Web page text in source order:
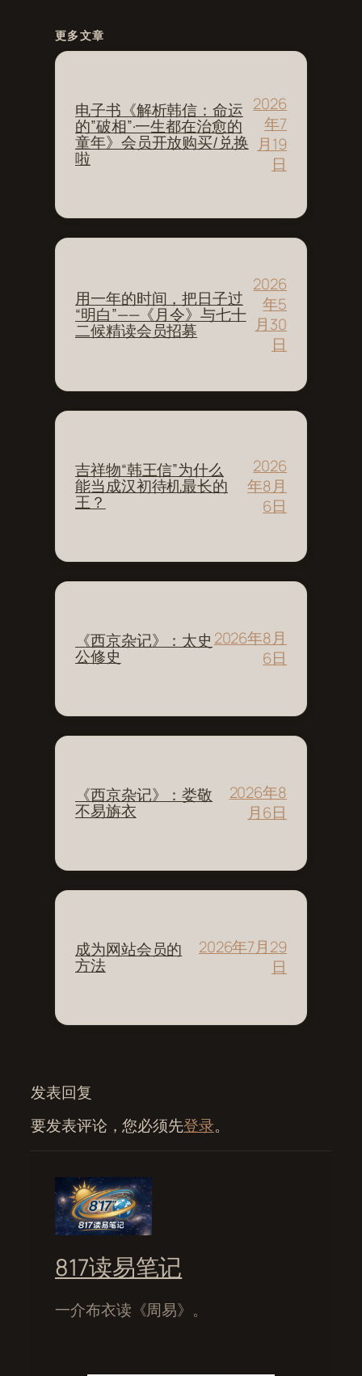
更多文章
电子书《解析韩信：命运
的”破相”·一生都在治愈的
童年》会员开放购买/兑换
啦
2026
年7
月19
日
用一年的时间，把日子过
“明白”——《月令》与七十
二候精读会员招募
2026
年5
月30
日
吉祥物“韩王信”为什么
能当成汉初待机最长的
王？
2026
年8月
6日
《西京杂记》：太史
公修史
2026年8月
6日
《西京杂记》：娄敬
不易旃衣
2026年8
月6日
成为网站会员的
方法
2026年7月29
日
发表回复
要发表评论，您必须先登录。
817读易笔记
一介布衣读《周易》。